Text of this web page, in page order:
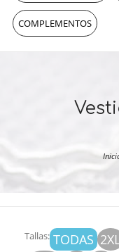
COMPLEMENTOS
Tallas: TODAS